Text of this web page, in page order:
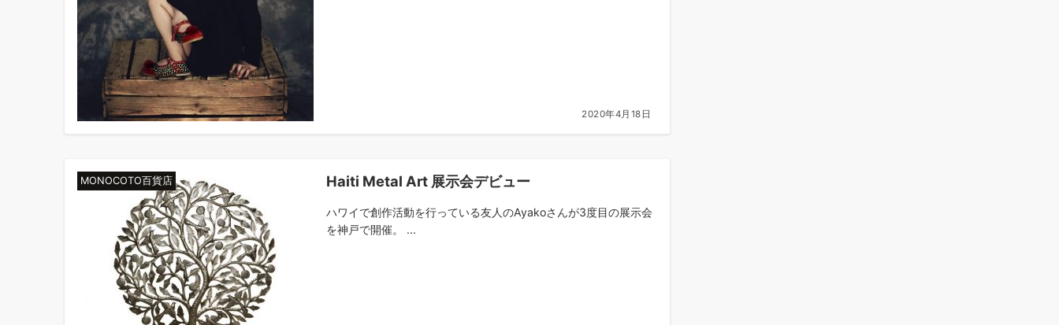
2020年4月18日
MONOCOTO百貨店 Haiti Metal Art 展示会デビュー
ハワイで創作活動を行っている友人のAyakoさんが3度目の展示会
を神戸で開催。 ...